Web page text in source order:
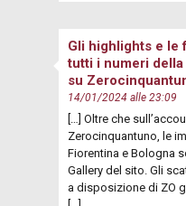
Gli highlights e le
tutti i numeri
su
14/01/2024 alle 23:09
[…] Oltre che
Zerocinquantuno, le
Fiorentina e Bologna
Gallery del sito. Gli
a disposizione di ZO